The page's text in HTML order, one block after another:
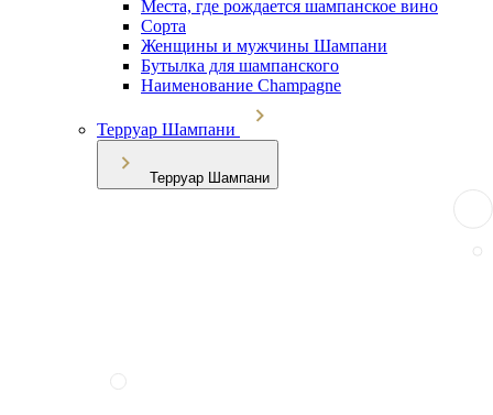
Места, где рождается шампанское вино
Сорта
Женщины и мужчины Шампани
Бутылка для шампанского
Наименование Champagne
Терруар Шампани
Терруар Шампани